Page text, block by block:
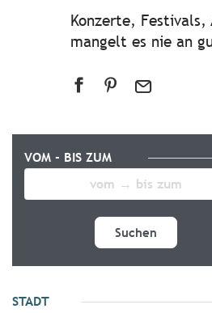
Konzerte, Festivals,
mangelt es nie an
VOM - BIS ZUM
Suchen
STADT